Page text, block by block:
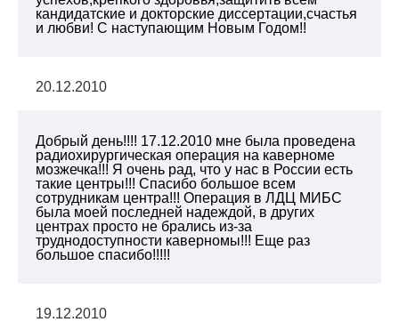
кандидатские и докторские диссертации,счастья
и любви! С наступающим Новым Годом!!
20.12.2010
Добрый день!!!! 17.12.2010 мне была проведена
радиохирургическая операция на каверноме
мозжечка!!! Я очень рад, что у нас в России есть
такие центры!!! Спасибо большое всем
сотрудникам центра!!! Операция в ЛДЦ МИБС
была моей последней надеждой, в других
центрах просто не брались из-за
труднодоступности каверномы!!! Еще раз
большое спасибо!!!!!
19.12.2010